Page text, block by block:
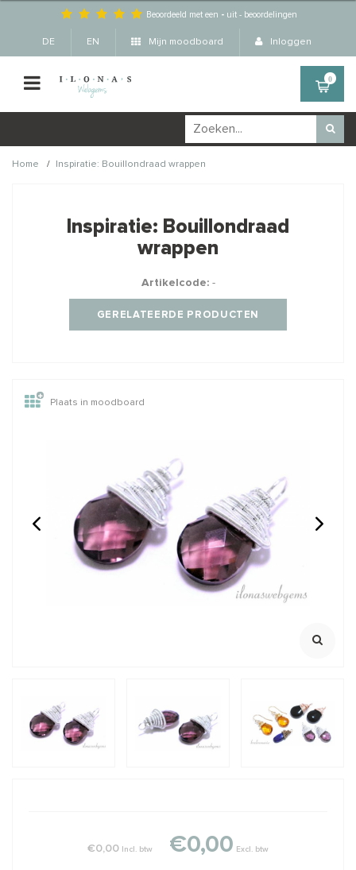
Beoordeeld met een - uit -beoordelingen
DE EN Mijn moodboard Inloggen
0
Home / Inspiratie: Bouillondraad wrappen
producten ook interessant
925/1e gehalte zilver
Klik ook voor 2e foto
Incl. btw
Excl. btw
Afmeting ca. 9.5x7.5cm
€2,95 Incl. btw
€2,44 Excl. btw
Inspiratie: Bouillondraad
wrappen
Artikelcode:-
GERELATEERDE PRODUCTEN
Plaats in moodboard
€0,00 Incl. btw €0,00 Excl. btw